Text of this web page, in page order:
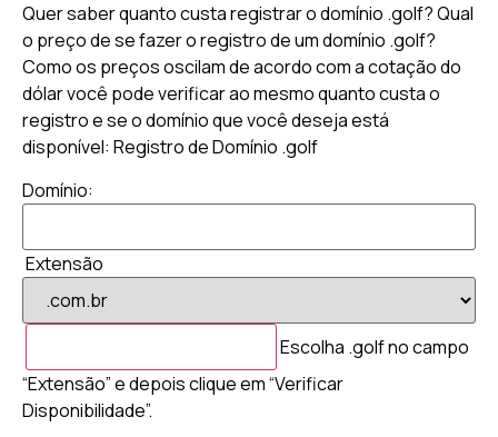
Quer saber quanto custa registrar o domínio .golf? Qual
o preço de se fazer o registro de um domínio .golf?
Como os preços oscilam de acordo com a cotação do
dólar você pode verificar ao mesmo quanto custa o
registro e se o domínio que você deseja está
disponível: Registro de Domínio .golf
Domínio:
Extensão
Escolha .golf no campo
“Extensão” e depois clique em “Verificar
Disponibilidade”.